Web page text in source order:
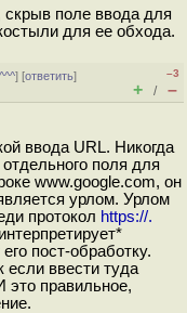
поле ввода для
для ее обхода.
^^^] [ответить]
–3
+ / –
ввода URL. Никогда
поля для
www.google.com, он
урлом. Урлом
протокол https://.
пост-обработку.
если ввести туда
это правильное,